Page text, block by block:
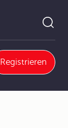
Registrieren
Klappentext